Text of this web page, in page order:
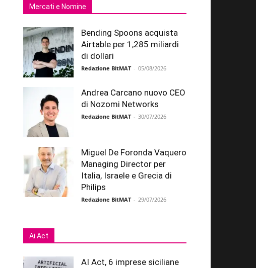
Mercati e Nomine
Bending Spoons acquista
Airtable per 1,285 miliardi
di dollari
Redazione BitMAT - 05/08/2026
Andrea Carcano nuovo CEO
di Nozomi Networks
Redazione BitMAT - 30/07/2026
Miguel De Foronda Vaquero
Managing Director per
Italia, Israele e Grecia di
Philips
Redazione BitMAT - 29/07/2026
Ai Act
AI Act, 6 imprese siciliane